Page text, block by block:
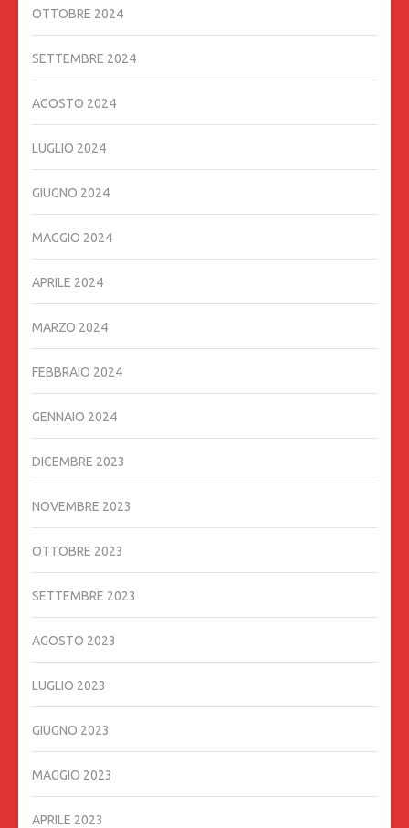
OTTOBRE 2024
SETTEMBRE 2024
AGOSTO 2024
LUGLIO 2024
GIUGNO 2024
MAGGIO 2024
APRILE 2024
MARZO 2024
FEBBRAIO 2024
GENNAIO 2024
DICEMBRE 2023
NOVEMBRE 2023
OTTOBRE 2023
SETTEMBRE 2023
AGOSTO 2023
LUGLIO 2023
GIUGNO 2023
MAGGIO 2023
APRILE 2023